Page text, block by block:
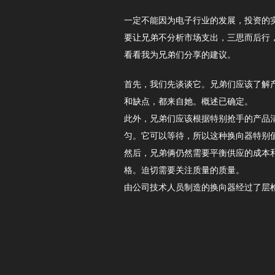
一定不能因为电子行业的发展，投资
要让兄弟不分析市场支出，三思而后
看看我为兄弟们分享的建议。
首先，我们先谈谈它。兄弟们应该了
和缺点，都来自她。概述已确定。
此外，兄弟们应该根据特别抢手的产
匀。它可以等待，所以这种换向器特别
然后，兄弟俩仍然需要平衡供应的成
格。迫切需要关注质量的质量。
由公司技术人员制造的换向器经过了层